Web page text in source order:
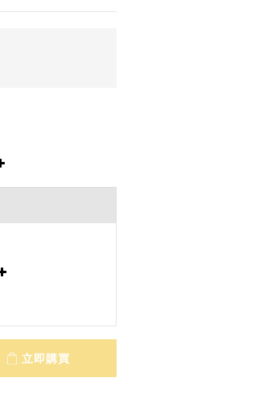
立即購買